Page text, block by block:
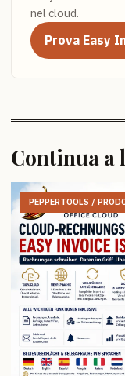
nel cloud.
Prova Easy
Continua a
PEPPERTOOLS /